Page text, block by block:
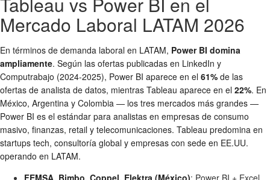
Mercado Laboral LATAM 2026
En términos de demanda laboral en LATAM, Power BI domina
ampliamente. Según las ofertas publicadas en LinkedIn y
Computrabajo (2024-2025), Power BI aparece en el 61% de las
ofertas de analista de datos, mientras Tableau aparece en el 22%. En
México, Argentina y Colombia — los tres mercados más grandes —
Power BI es el estándar para analistas en empresas de consumo
masivo, finanzas, retail y telecomunicaciones. Tableau predomina en
startups tech, consultoría global y empresas con sede en EE.UU.
operando en LATAM.
FEMSA, Bimbo, Coppel, Elektra (México): Power BI + Excel